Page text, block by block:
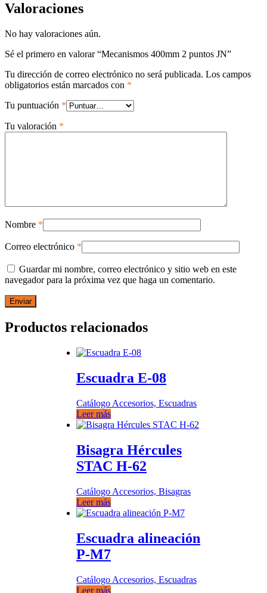
Valoraciones
No hay valoraciones aún.
Sé el primero en valorar “Mecanismos 400mm 2 puntos JN”
Tu dirección de correo electrónico no será publicada. Los campos
obligatorios están marcados con *
Tu puntuación *
Tu valoración *
Nombre *
Correo electrónico *
Guardar mi nombre, correo electrónico y sitio web en este
navegador para la próxima vez que haga un comentario.
Productos relacionados
Escuadra E-08
Catálogo Accesorios, Escuadras
Leer más
Bisagra Hércules
STAC H-62
Catálogo Accesorios, Bisagras
Leer más
Escuadra alineación
P-M7
Catálogo Accesorios, Escuadras
Leer más